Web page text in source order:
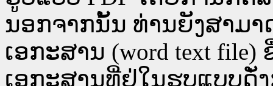
ນອກຈາກນັ້ນ ທ່ານຍັງສາມາ
ເອກະສານ (word text
ເອກະສານທີ່ຢູ່ໃນຮູບແບບດັ່